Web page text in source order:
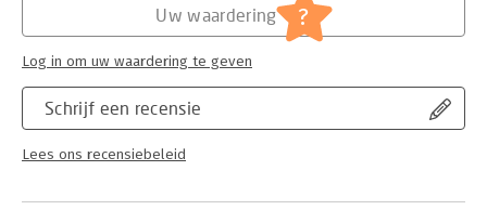
Schrijf een recensie
Lees ons recensiebeleid
Uw waardering ?
Log in om uw waardering te geven